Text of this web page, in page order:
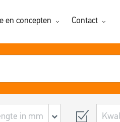
en concepten Contact